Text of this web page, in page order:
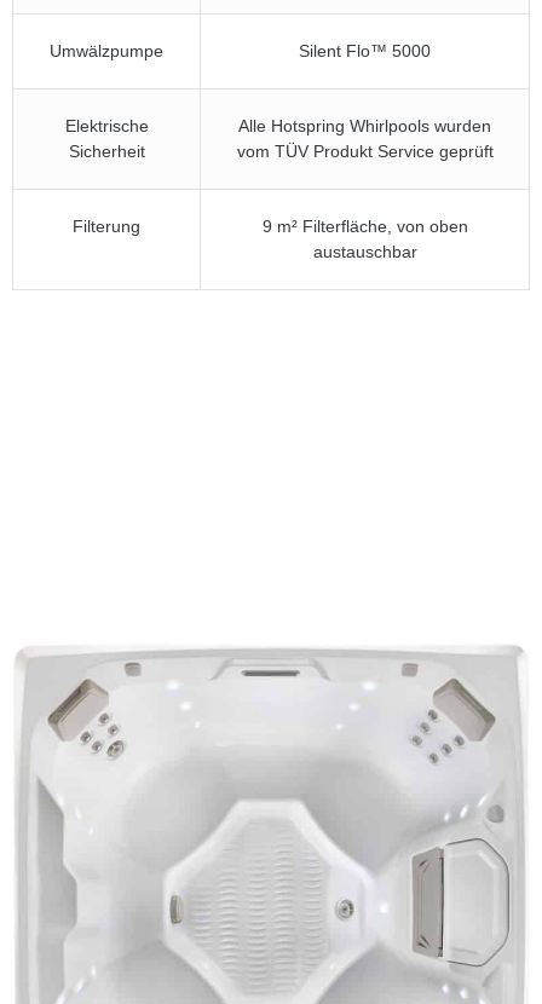
Umwälzpumpe Silent Flo™ 5000
Elektrische
Sicherheit
Alle Hotspring Whirlpools wurden
vom TÜV Produkt Service geprüft
Filterung
9 m² Filterfläche, von oben
austauschbar